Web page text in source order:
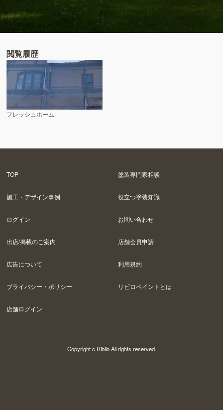
閲覧履歴
フレッシュホーム
TOP 塗装専門家相談
施工・デザイン事例 役立つ塗装知識
ログイン お問い合わせ
出店/掲載のご案内 店舗会員申請
広告について 利用規約
プライバシー・ポリシー リビロペイントとは
店舗ログイン
Copyright c Ribilo All rights reserved.